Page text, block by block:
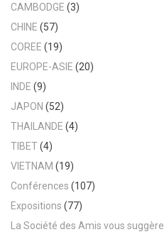
CAMBODGE (3)
CHINE (57)
COREE (19)
EUROPE-ASIE (20)
INDE (9)
JAPON (52)
THAILANDE (4)
TIBET(4)
VIETNAM (19)
Conférences (107)
Expositions (77)
La Société des Amis vous suggère